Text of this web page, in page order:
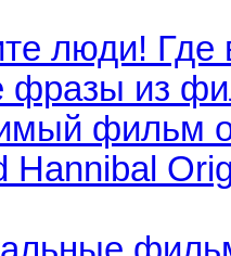
люди! Где
из
фильм
Hannibal